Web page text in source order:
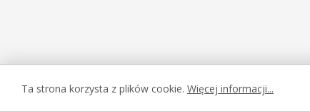
Ta strona korzysta z plików cookie. Więcej informacji...